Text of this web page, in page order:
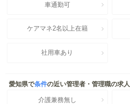
車通勤可
ケアマネ2名以上在籍
社用車あり
愛知県で条件の近い管理者・管理職の求人
介護兼務無し